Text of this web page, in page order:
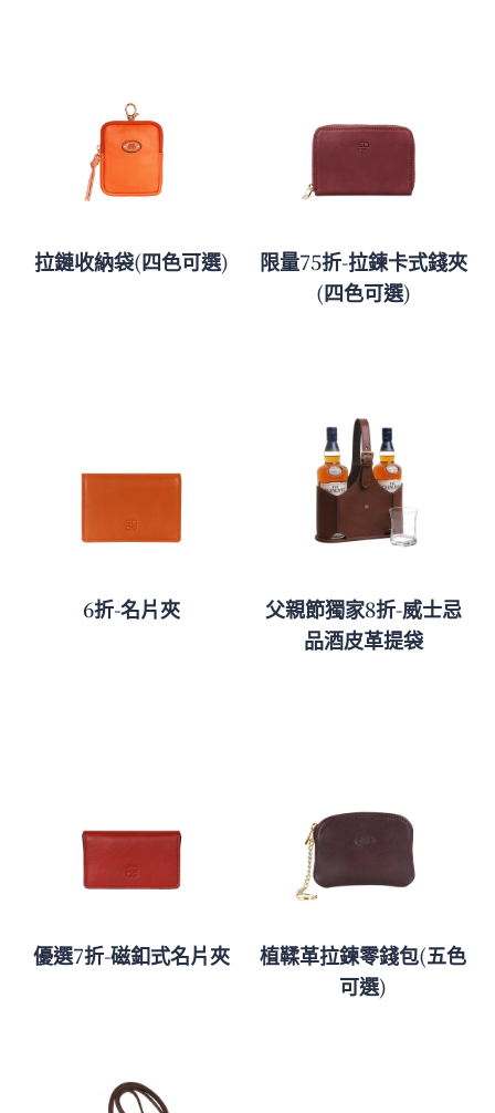
拉鏈收納袋(四色可選)
限量75折-拉鍊卡式錢夾
(四色可選)
6折-名片夾
父親節獨家8折-威士忌
品酒皮革提袋
優選7折-磁釦式名片夾
植鞣革拉鍊零錢包(五色
可選)